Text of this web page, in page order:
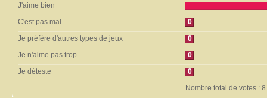
J'aime bien
C'est pas mal
0
Je préfère d'autres types de jeux
0
Je n'aime pas trop
0
Je déteste
0
Nombre total de votes : 8